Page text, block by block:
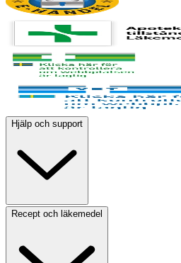
Hjälp och support
Recept och läkemedel